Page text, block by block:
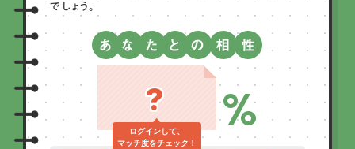
でしょう。
あ な た と の 相 性
ログインして、
マッチ度をチェック！
? %